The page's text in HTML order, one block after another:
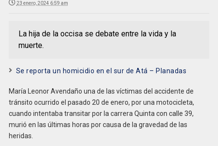
23 enero, 2024 6:59 am
La hija de la occisa se debate entre la vida y la
muerte.
Se reporta un homicidio en el sur de Atá – Planadas
María Leonor Avendaño una de las víctimas del accidente de
tránsito ocurrido el pasado 20 de enero, por una motocicleta,
cuando intentaba transitar por la carrera Quinta con calle 39,
murió en las últimas horas por causa de la gravedad de las
heridas.